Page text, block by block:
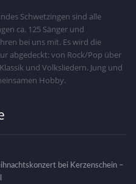
Schwetzingen sind alle
ca. 125 Sänger und
bei uns mit. Es wird die
abgedeckt: von Rock/Pop über
und Volksliedern. Jung und
Hobby.
bei Kerzenschein –